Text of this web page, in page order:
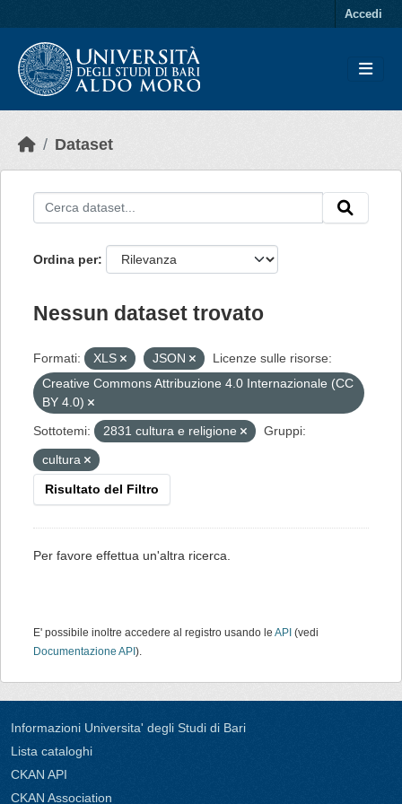
Accedi
Dataset
Ordina per
Nessun dataset trovato
Formati: XLS JSON
Licenze sulle risorse:
Creative Commons Attribuzione 4.0 Internazionale (CC
BY 4.0)
Sottotemi:
2831 cultura e religione
Gruppi:
cultura
Risultato del Filtro
Per favore effettua un'altra ricerca.
E' possibile inoltre accedere al registro usando le API (vedi
Documentazione API ).
Informazioni Universita' degli Studi di Bari
Lista cataloghi
CKAN API
CKAN Association